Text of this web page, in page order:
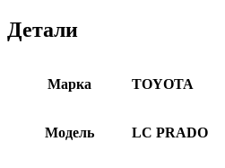
Детали
Марка TOYOTA
Модель LC PRADO